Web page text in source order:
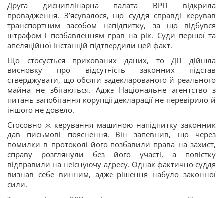
Друга дисциплінарна палата ВРП відкрила
провадження. З’ясувалося, що суддя справді керував
транспортним засобом напідпитку, за що відбувся
штрафом і позбавленням прав на рік. Суди першої та
апеляційної інстанцій підтвердили цей факт.
Що стосується прихованих даних, то ДП дійшла
висновку про відсутність законних підстав
стверджувати, що обсяги задекларованого й реального
майна не збігаються. Адже Національне агентство з
питань запобігання корупції декларації не перевірило й
іншого не довело.
Стосовно ж керування машиною напідпитку законник
дав письмові пояснення. Він запевнив, що через
помилки в протоколі його позбавили права на захист,
справу розглянули без його участі, а повістку
відправили на неіснуючу адресу. Однак фактично суддя
визнав себе винним, адже рішення набуло законної
сили.